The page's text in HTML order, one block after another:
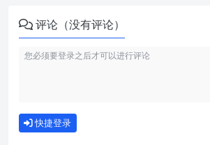
评论（没有评论）
快捷登录